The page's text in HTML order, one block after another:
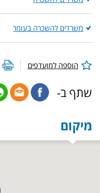
משרדים להשכרה בעומר
הוספה למועדפים
שתף ב-
מיקום